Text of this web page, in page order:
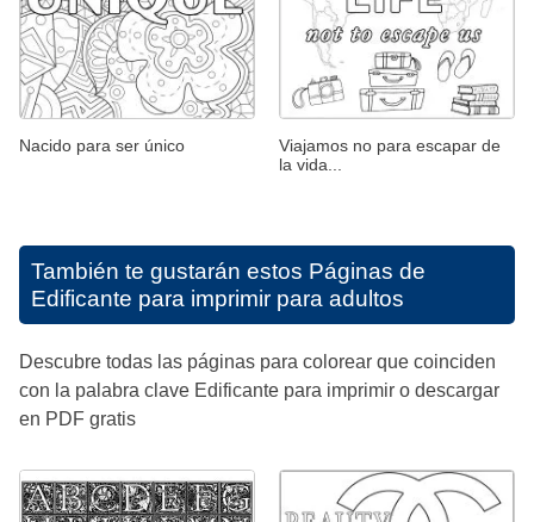
Nacido para ser único
Viajamos no para escapar de
la vida...
También te gustarán estos Páginas de
Edificante para imprimir para adultos
Descubre todas las páginas para colorear que coinciden
con la palabra clave Edificante para imprimir o descargar
en PDF gratis